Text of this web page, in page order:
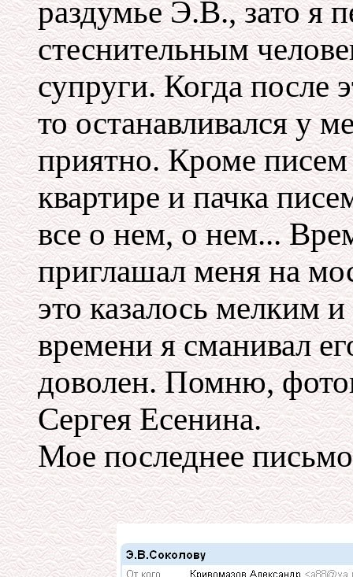
раздумье Э.В., зато я
стеснительным
супруги. Когда после
то останавливался у
приятно. Кроме
квартире и пачка
все о нем, о нем...
приглашал меня на
это казалось мелким
времени я сманивал
доволен. Помню,
Сергея Есенина.
Мое последнее